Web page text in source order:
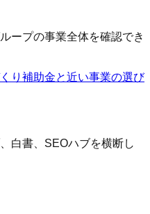
ープの事業全体を確認でき
り補助金と近い事業の選び
白書、SEOハブを横断し